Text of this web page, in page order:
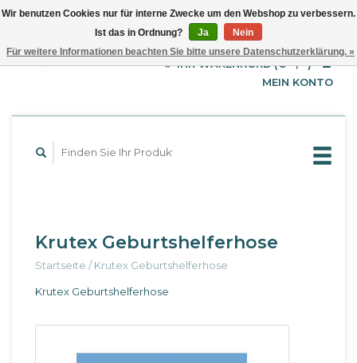
EUR
GBP
USD
English
Français
IHR WARENKORB (€--,--)
MEIN KONTO
Krutex Geburtshelferhose
Startseite /Krutex Geburtshelferhose
Krutex Geburtshelferhose
Wir benutzen Cookies nur für interne Zwecke um den Webshop zu verbessern.
Ist das in Ordnung?
Ja
Nein
Für weitere Informationen beachten Sie bitte unsere Datenschutzerklärung. »